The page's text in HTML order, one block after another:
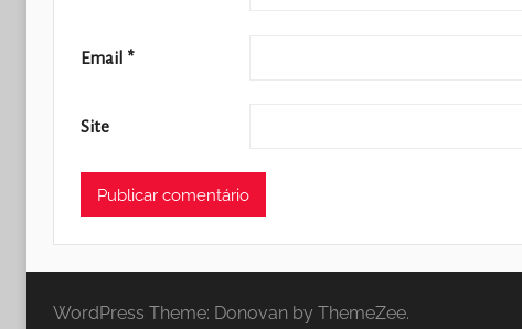
Email *
Site
WordPress Theme: Donovan by ThemeZee.